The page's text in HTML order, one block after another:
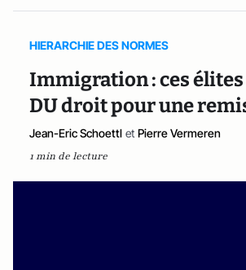
HIERARCHIE DES NORMES
Immigration : ces
DU droit pour une
Jean-Eric Schoettl et Pierre Vermeren
1 min de lecture